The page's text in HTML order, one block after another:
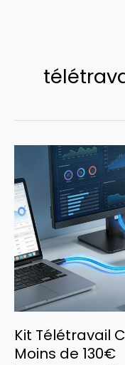
Kit Télétravail
Moins de 130€